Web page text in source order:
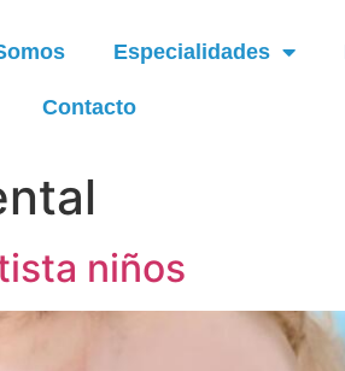
Especialidades
Contacto
niños